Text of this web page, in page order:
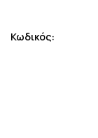
Κωδικός: